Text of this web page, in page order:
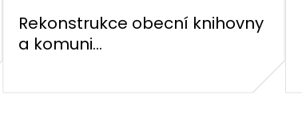
Rekonstrukce obecní knihovny
a komuni...